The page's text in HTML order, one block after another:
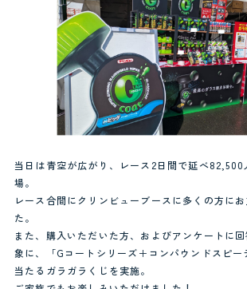
当日は青空が広がり、レース2日間で延べ82,500
場。
レース合間にクリンビューブースに多くの方に
た。
また、購入いただいた方、およびアンケートに
象に、「Gコートシリーズ＋コンパウンドスピー
当たるガラガラくじを実施。